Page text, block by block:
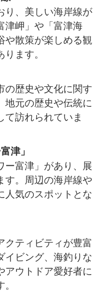
り、美しい海岸線が
津岬」や「富津海
や散策が楽しめる観
ます。
の歴史や文化に関す
地元の歴史や伝統に
訪れられていま
津」
ー富津」があり、展
す。周辺の海岸線や
人気のスポットとな
クティビティが豊富
イビング、海釣りな
アウトドア愛好者に